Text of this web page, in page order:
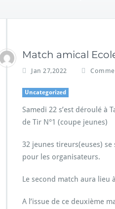
Match amical
Jan 27,2022
Uncategorized
Samedi 22 s’est déroulé à
de Tir N°1 (coupe jeunes)
32 jeunes tireurs(euses)
pour les organisateurs.
Le second match aura lieu
A l’issue de ce deuxième